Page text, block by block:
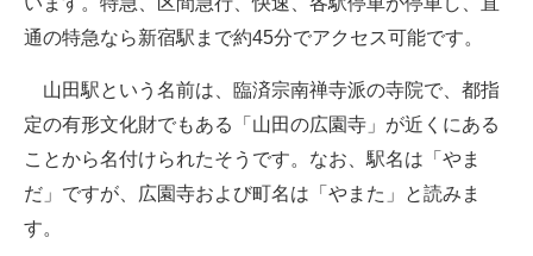
通の特急なら新宿駅まで約45分でアクセス可能です。
山田駅という名前は、臨済宗南禅寺派の寺院で、都指
定の有形文化財でもある「山田の広園寺」が近くにある
ことから名付けられたそうです。なお、駅名は「やま
だ」ですが、広園寺および町名は「やまた」と読みま
す。